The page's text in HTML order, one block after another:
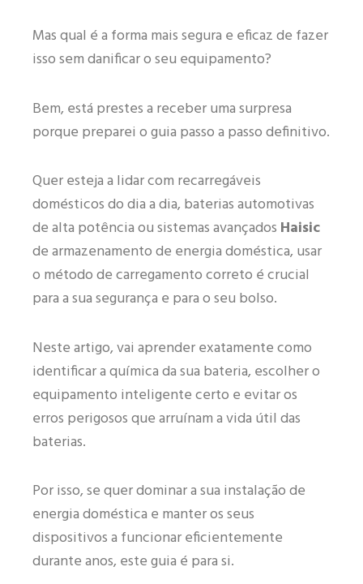
Mas qual é a forma mais segura e eficaz de fazer
isso sem danificar o seu equipamento?
Bem, está prestes a receber uma surpresa
porque preparei o guia passo a passo definitivo.
Quer esteja a lidar com recarregáveis
domésticos do dia a dia, baterias automotivas
de alta potência ou sistemas avançados Haisic
de armazenamento de energia doméstica, usar
o método de carregamento correto é crucial
para a sua segurança e para o seu bolso.
Neste artigo, vai aprender exatamente como
identificar a química da sua bateria, escolher o
equipamento inteligente certo e evitar os
erros perigosos que arruínam a vida útil das
baterias.
Por isso, se quer dominar a sua instalação de
energia doméstica e manter os seus
dispositivos a funcionar eficientemente
durante anos, este guia é para si.